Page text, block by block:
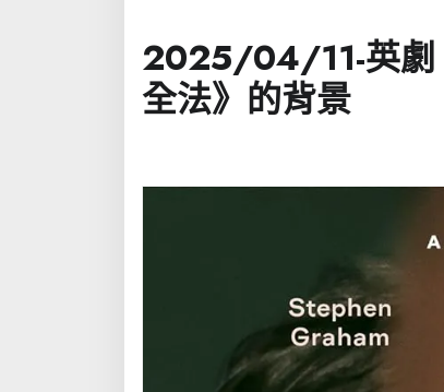
2025/04/11-英劇
全法》的背景